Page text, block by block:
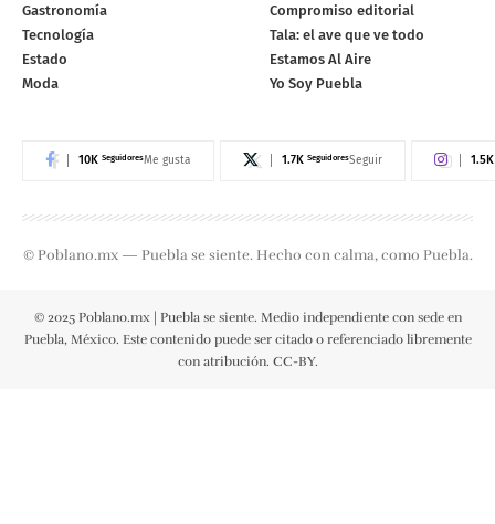
Gastronomía
Tecnología
Estado
Moda
Compromiso editorial
Tala: el ave que ve todo
Estamos Al Aire
Yo Soy Puebla
10K SeguidoresMe gusta 1.7K SeguidoresSeguir 1.5K
© Poblano.mx — Puebla se siente. Hecho con calma, como Puebla.
© 2025 Poblano.mx | Puebla se siente. Medio independiente con sede en
Puebla, México. Este contenido puede ser citado o referenciado libremente
con atribución. CC-BY.